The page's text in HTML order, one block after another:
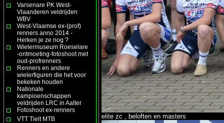
Varsenare PK West-
Vlaanderen veldrijden
WBV
West-Vlaamse ex-(prof)
renners anno 2014 -
Herken je ze nog ?
Wielermuseum Roeselare
-ontmoeting-fotoshoot met
oud-profrenners
Renners en andere
wielerfiguren die het voor
bekeken houden
Nationale
kampioenschappen
veldrijden LRC in Aalter
Fotoshoot ex-renners
VTT Tielt MTB
elite zc , beloften en masters